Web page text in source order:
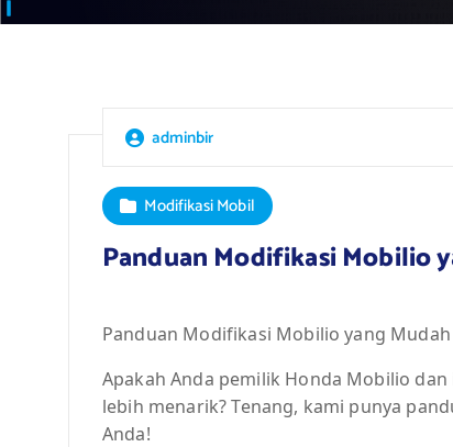
adminbir
Modifikasi Mobil
Panduan Modifikasi Mobilio
Panduan Modifikasi Mobilio yang
Apakah Anda pemilik Honda Mobilio
lebih menarik? Tenang, kami punya
Anda!